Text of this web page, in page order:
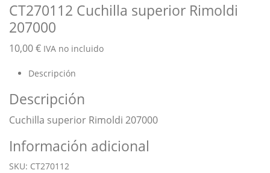
CT270112 Cuchilla superior Rimoldi
207000
10,00€ IVA no incluido
Descripción
Descripción
Cuchilla superior Rimoldi 207000
Información adicional
SKU: CT270112